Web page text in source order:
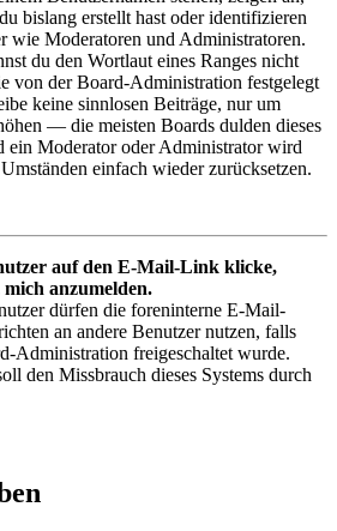
bislang erstellt hast oder identifizieren
wie Moderatoren und Administratoren.
du den Wortlaut eines Ranges nicht
von der Board-Administration festgelegt
keine sinnlosen Beiträge, nur um
— die meisten Boards dulden dieses
ein Moderator oder Administrator wird
einfach wieder zurücksetzen.
auf den E-Mail-Link klicke,
anzumelden.
dürfen die foreninterne E-Mail-
an andere Benutzer nutzen, falls
Administration freigeschaltet wurde.
den Missbrauch dieses Systems durch